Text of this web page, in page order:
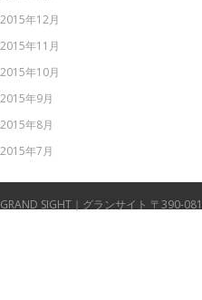
2015年12月
2015年11月
2015年10月
2015年9月
2015年8月
2015年7月
GRAND SIGHT｜グランサイト 〒390-